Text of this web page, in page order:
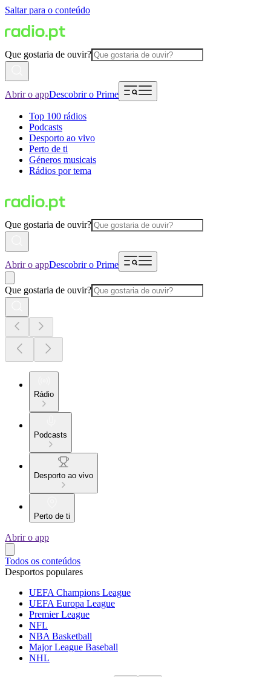
Saltar para o conteúdo
Que gostaria de ouvir?
Abrir o appDescobrir o Prime
Top 100 rádios
Podcasts
Desporto ao vivo
Perto de ti
Géneros musicais
Rádios por tema
Que gostaria de ouvir?
Abrir o appDescobrir o Prime
Que gostaria de ouvir?
Rádio
Podcasts
Desporto ao vivo
Perto de ti
Abrir o app
Todos os conteúdos
Desportos populares
UEFA Champions League
UEFA Europa League
Premier League
NFL
NBA Basketball
Major League Baseball
NHL